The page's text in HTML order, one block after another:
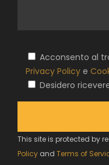
Acconsento al
Privacy Policy e
Desidero
This site is protected by
Policy and Terms of